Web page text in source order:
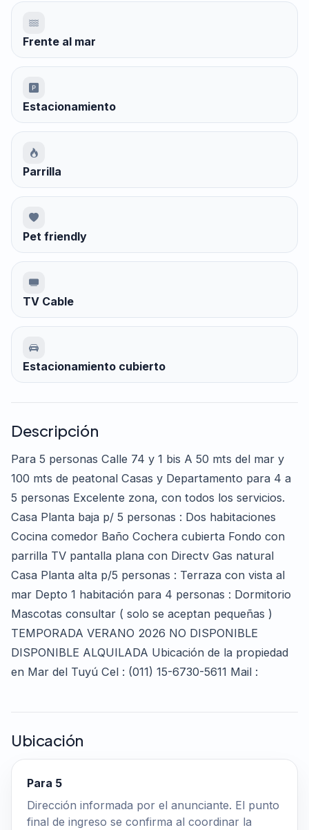
Frente al mar
Estacionamiento
Parrilla
Pet friendly
TV Cable
Estacionamiento cubierto
Descripción
Para 5 personas Calle 74 y 1 bis A 50 mts del mar y
100 mts de peatonal Casas y Departamento para 4 a
5 personas Excelente zona, con todos los servicios.
Casa Planta baja p/ 5 personas : Dos habitaciones
Cocina comedor Baño Cochera cubierta Fondo con
parrilla TV pantalla plana con Directv Gas natural
Casa Planta alta p/5 personas : Terraza con vista al
mar Depto 1 habitación para 4 personas : Dormitorio
Mascotas consultar ( solo se aceptan pequeñas )
TEMPORADA VERANO 2026 NO DISPONIBLE
DISPONIBLE ALQUILADA Ubicación de la propiedad
en Mar del Tuyú Cel : (011) 15-6730-5611 Mail :
Ubicación
Para 5
Dirección informada por el anunciante. El punto
final de ingreso se confirma al coordinar la